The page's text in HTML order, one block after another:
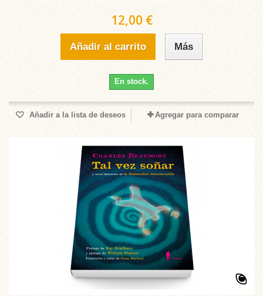
12,00 €
Añadir al carrito Más
En stock.
Añadir a la lista de deseos Agregar para comparar